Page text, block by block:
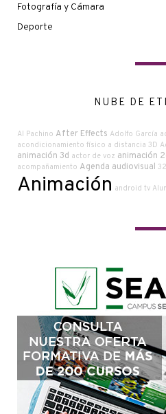
Fotografía y Cámara
Deporte
NUBE DE
Al Pachino After Effects Adolfo García
acondicionamiento físico a distancia 3D
animación 3d actor de voz animación
acompañamiento Agenda audiovisual
Animación android tv